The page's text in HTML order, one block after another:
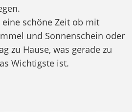
schöne Zeit ob mit
und Sonnenschein oder
zu Hause, was gerade zu
Wichtigste ist.